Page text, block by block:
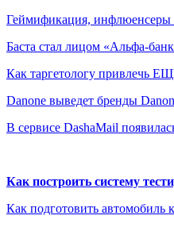
Геймификация,
Баста стал лицом «Альфа-
Как таргетологу привлечь
Danone выведет бренды
В сервисе DashaMail
Как построить систему
Как подготовить автомобиль